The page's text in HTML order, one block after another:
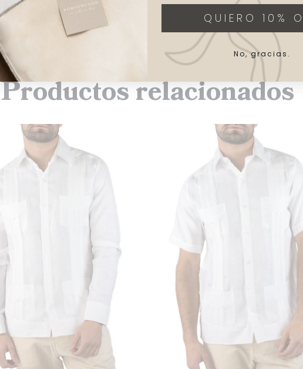
Pago seguro – Aceptamos todos
los métodos de pago
Productos relacionados
QUIERO 10%
No, gracias.